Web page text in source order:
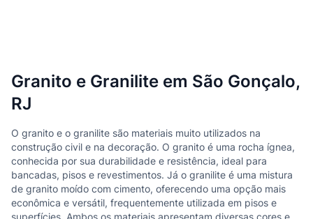
Granito e Granilite em São Gonçalo,
RJ
O granito e o granilite são materiais muito utilizados na
construção civil e na decoração. O granito é uma rocha ígnea,
conhecida por sua durabilidade e resistência, ideal para
bancadas, pisos e revestimentos. Já o granilite é uma mistura
de granito moído com cimento, oferecendo uma opção mais
econômica e versátil, frequentemente utilizada em pisos e
superfícies. Ambos os materiais apresentam diversas cores e